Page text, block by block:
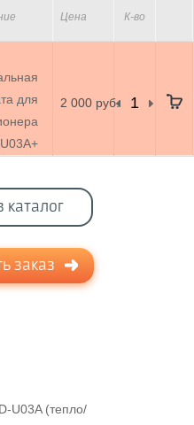
Цена К-во
для
2 000 руб.
каталог
заказ
U03A (тепло/